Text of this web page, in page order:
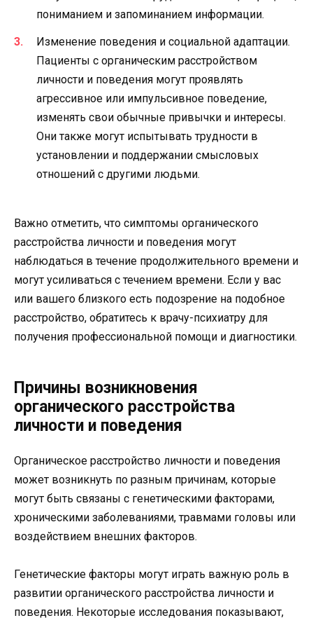
пониманием и запоминанием информации.
Изменение поведения и социальной адаптации.
Пациенты с органическим расстройством
личности и поведения могут проявлять
агрессивное или импульсивное поведение,
изменять свои обычные привычки и интересы.
Они также могут испытывать трудности в
установлении и поддержании смысловых
отношений с другими людьми.
Важно отметить, что симптомы органического
расстройства личности и поведения могут
наблюдаться в течение продолжительного времени и
могут усиливаться с течением времени. Если у вас
или вашего близкого есть подозрение на подобное
расстройство, обратитесь к врачу-психиатру для
получения профессиональной помощи и диагностики.
Причины возникновения
органического расстройства
личности и поведения
Органическое расстройство личности и поведения
может возникнуть по разным причинам, которые
могут быть связаны с генетическими факторами,
хроническими заболеваниями, травмами головы или
воздействием внешних факторов.
Генетические факторы могут играть важную роль в
развитии органического расстройства личности и
поведения. Некоторые исследования показывают,